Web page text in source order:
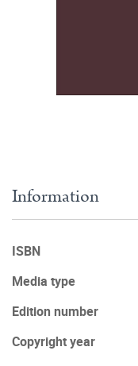
Information
ISBN
Media type
Edition number
Copyright year